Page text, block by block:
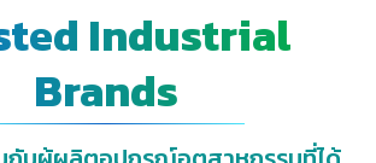
Industrial
Brands